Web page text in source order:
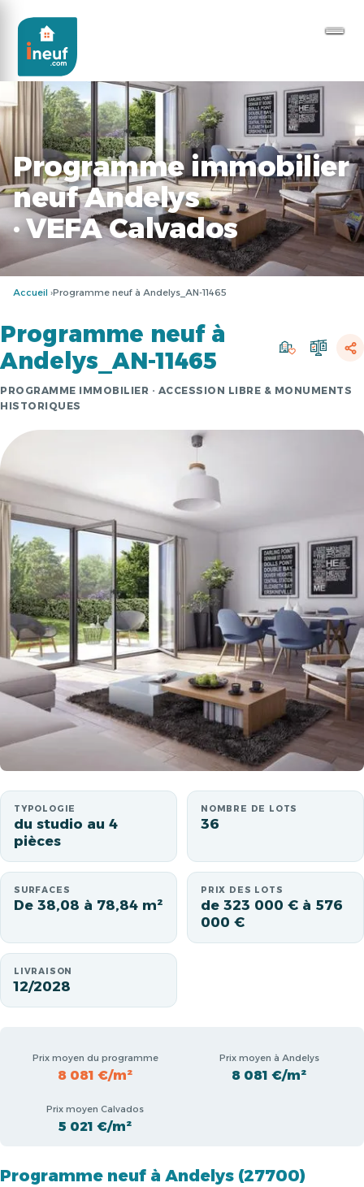
Programme immobilier
neuf Andelys
· VEFA Calvados
Accueil Programme neuf à Andelys_AN-11465
Programme neuf à
Andelys_AN-11465
PROGRAMME IMMOBILIER · ACCESSION LIBRE & MONUMENTS
HISTORIQUES
TYPOLOGIE
du studio au 4
pièces
NOMBRE DE LOTS
36
SURFACES
De 38,08 à 78,84 m²
PRIX DES LOTS
de 323 000 € à 576
000 €
LIVRAISON
12/2028
Prix moyen du programme
8 081 €/m²
Prix moyen à Andelys
8 081 €/m²
Prix moyen Calvados
5 021 €/m²
Programme neuf à Andelys (27700)